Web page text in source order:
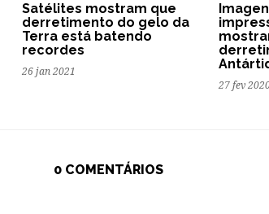
Satélites mostram que
derretimento do gelo da
Terra está batendo
recordes
26 jan 2021
27 fev
0 COMENTÁRIOS